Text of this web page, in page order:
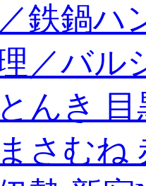
鉄鍋ハ
／バル
んき
さむね